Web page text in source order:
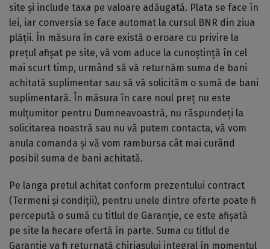
site și include taxa pe valoare adăugată. Plata se face în
lei, iar conversia se face automat la cursul BNR din ziua
plății. În măsura în care există o eroare cu privire la
prețul afișat pe site, vă vom aduce la cunoștință în cel
mai scurt timp, urmând să vă returnăm suma de bani
achitată suplimentar sau să vă solicităm o sumă de bani
suplimentară. În măsura în care noul preț nu este
mulțumitor pentru Dumneavoastră, nu răspundeți la
solicitarea noastră sau nu vă putem contacta, vă vom
anula comanda și vă vom rambursa cât mai curând
posibil suma de bani achitată.
Pe langa pretul achitat conform prezentului contract
(Termeni și condiții), pentru unele dintre oferte poate fi
percepută o sumă cu titlul de Garanție, ce este afișată
pe site la fiecare ofertă în parte. Suma cu titlul de
Garanție va fi returnată chiriașului integral în momentul